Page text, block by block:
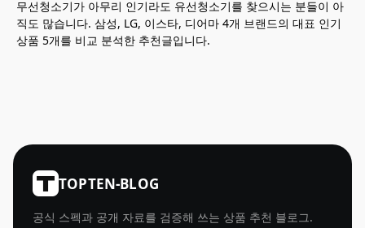
무선청소기가 아무리 인기라도 유선청소기를 찾으시는 분들이 아
직도 많습니다. 삼성, LG, 이스타, 디어마 4개 브랜드의 대표 인기
상품 5개를 비교 분석한 추천글입니다.
TOPTEN-BLOG
공식 스펙과 공개 자료를 검증해 쓰는 상품 추천 블로그.